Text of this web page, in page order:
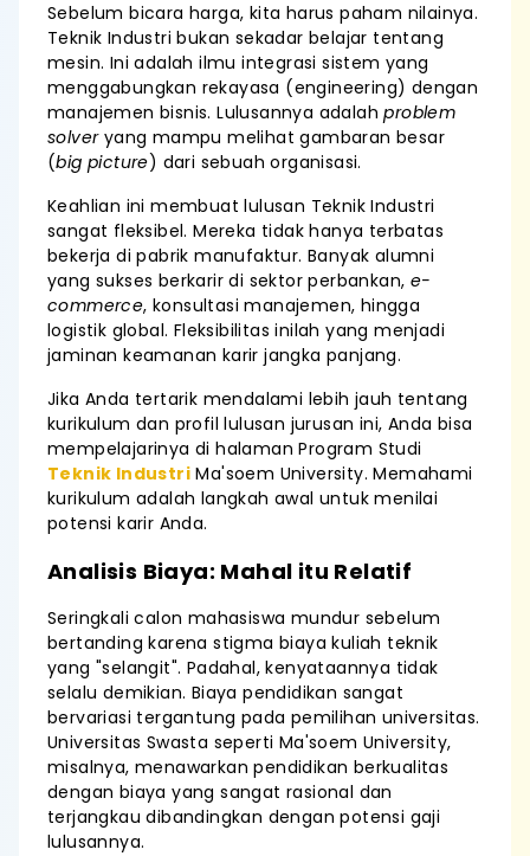
Sebelum bicara harga, kita harus paham nilainya.
Teknik Industri bukan sekadar belajar tentang
mesin. Ini adalah ilmu integrasi sistem yang
menggabungkan rekayasa (engineering) dengan
manajemen bisnis. Lulusannya adalahproblem
solveryang mampu melihat gambaran besar
(big picture) dari sebuah organisasi.
Keahlian ini membuat lulusan Teknik Industri
sangat fleksibel. Mereka tidak hanya terbatas
bekerja di pabrik manufaktur. Banyak alumni
yang sukses berkarir di sektor perbankan, e-
commerce, konsultasi manajemen, hingga
logistik global. Fleksibilitas inilah yang menjadi
jaminan keamanan karir jangka panjang.
Jika Anda tertarik mendalami lebih jauh tentang
kurikulum dan profil lulusan jurusan ini, Anda bisa
mempelajarinya di halaman Program Studi
Teknik Industri Ma'soem University. Memahami
kurikulum adalah langkah awal untuk menilai
potensi karir Anda.
Analisis Biaya: Mahal itu Relatif
Seringkali calon mahasiswa mundur sebelum
bertanding karena stigma biaya kuliah teknik
yang "selangit". Padahal, kenyataannya tidak
selalu demikian. Biaya pendidikan sangat
bervariasi tergantung pada pemilihan universitas.
Universitas Swasta seperti Ma'soem University,
misalnya, menawarkan pendidikan berkualitas
dengan biaya yang sangat rasional dan
terjangkau dibandingkan dengan potensi gaji
lulusannya.